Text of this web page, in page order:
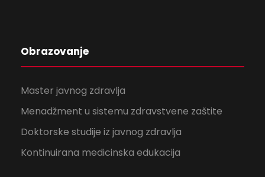
Obrazovanje
Master javnog zdravlja
Menadžment u sistemu zdravstvene zaštite
Doktorske studije iz javnog zdravlja
Kontinuirana medicinska edukacija